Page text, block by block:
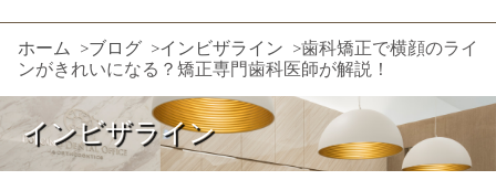
ホーム >ブログ >インビザライン >歯科矯正で横顔のライ
ンがきれいになる？矯正専門歯科医師が解説！
インビザライン